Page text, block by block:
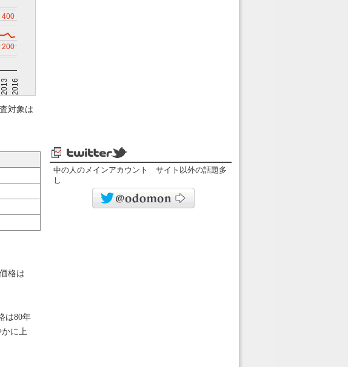
2013 2016
200
200
400
400
対象は
格は
は80年
に上
twitter
中の人のメインアカウント サイト以外の話題多
し
odomonのツイッター